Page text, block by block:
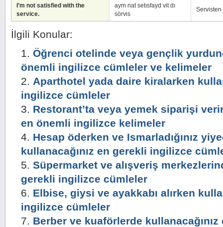
I’m not satisfied with the
service.
aym nat setısfayd vit dı
sörvis
İlgili Konular:
Öğrenci otelinde veya gençlik
önemli ingilizce cümleler ve kelimeler
Aparthotel yada daire kiralarken
ingilizce cümleler
Restorant’ta veya yemek siparişi
en önemli ingilizce kelimeler
Hesap öderken ve Ismarladığınız
kullanacağınız en gerekli ingilizce
Süpermarket ve alışveriş
gerekli ingilizce cümleler
Elbise, giysi ve ayakkabı alırken
ingilizce cümleler
Berber ve kuaförlerde